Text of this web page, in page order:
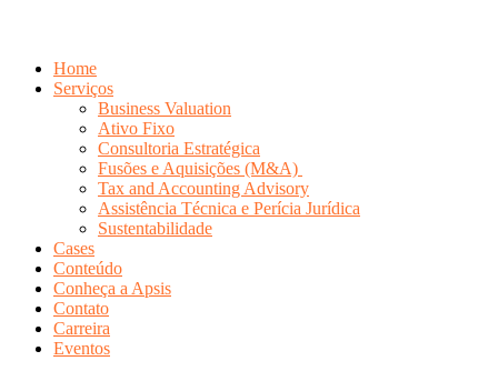
Home
Serviços
Business Valuation
Ativo Fixo
Consultoria Estratégica
Fusões e Aquisições (M&A)
Tax and Accounting Advisory
Assistência Técnica e Perícia Jurídica
Sustentabilidade
Cases
Conteúdo
Conheça a Apsis
Contato
Carreira
Eventos